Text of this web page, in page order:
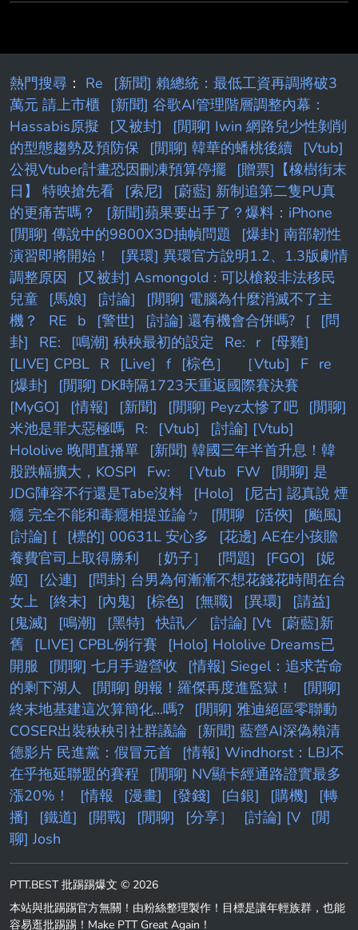
熱門搜尋 ： Re
[新聞] 賴總統：最低工資再調將破3
萬元 請上市櫃
[新聞] 谷歌AI管理階層調整內幕：
Hassabis原擬
[又被封]
[閒聊] Iwin 網路兒少性剝削
的型態趨勢及預防保
[閒聊] 韓華的蟠桃後續
[Vtub]
公視Vtuber計畫恐因刪凍預算停擺
[贈票]【橡樹街末
日】 特映搶先看
[索尼]
[蔚藍] 新制追第二隻PU真
的更痛苦嗎？
[新聞]蘋果要出手了？爆料：iPhone
[閒聊] 傳說中的9800X3D抽幀問題
[爆卦] 南部韌性
演習即將開始！
[異環] 異環官方說明1.2、1.3版劇情
調整原因
[又被封] Asmongold : 可以槍殺非法移民
兒童
[馬娘] [討論]
[閒聊] 電腦為什麼消滅不了主
機？
RE b [警世] [討論] 還有機會合併嗎? [
[問
卦]
RE: [鳴潮] 秧秧最初的設定 Re: r
[母雞]
[LIVE] CPBL R [Live] f [棕色］ ［Vtub] F re
[爆卦]
[閒聊] DK時隔1723天重返國際賽決賽
[MyGO]
[情報] [新聞] [閒聊] Peyz太慘了吧
[閒聊]
米池是罪大惡極嗎 R: [Vtub]
[討論] [Vtub]
Hololive 晚間直播單
[新聞] 韓國三年半首升息！韓
股跌幅擴大，KOSPI
Fw: ［Vtub FW
[閒聊] 是
JDG陣容不行還是Tabe沒料
[Holo]
[尼古] 認真說 煙
癮 完全不能和毒癮相提並論ㄅ
[閒聊 [活俠]
[颱風]
[討論] [
[標的] 00631L 安心多
[花邊] AE在小孩贍
養費官司上取得勝利
［奶子］ [問題] [FGO]
[妮
姬]
[公連]
[問卦] 台男為何漸漸不想花錢花時間在台
女上
[終末] [內鬼] [棕色] [無職] [異環]
[請益]
[鬼滅]
[鳴潮] [黑特] 快訊／ [討論] [Vt
[蔚藍]新
舊
[LIVE] CPBL例行賽
[Holo] Hololive Dreams已
開服
[閒聊] 七月手遊營收
[情報] Siegel：追求苦命
的剩下湖人
[閒聊] 朗報！羅傑再度進監獄！
[閒聊]
終末地基建這次算簡化...嗎?
[閒聊] 雅迪絕區零聯動
COSER出裝秧秧引社群議論
[新聞] 藍營AI深偽賴清
德影片 民進黨：假冒元首
[情報] Windhorst：LBJ不
在乎拖延聯盟的賽程
[閒聊] NV顯卡經通路證實最多
漲20%！
[情報 [漫畫] [發錢] [白銀] [購機]
[轉
播]
[鐵道] [開戰] [閒聊] [分享］ [討論] [V
[閒
聊] Josh
PTT.BEST 批踢踢爆文 © 2026
本站與批踢踢官方無關！由粉絲整理製作！目標是讓年輕族群，也能
容易逛批踢踢！Make PTT Great Again！